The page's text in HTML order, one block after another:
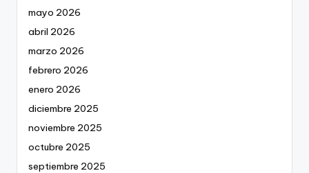
mayo 2026
abril 2026
marzo 2026
febrero 2026
enero 2026
diciembre 2025
noviembre 2025
octubre 2025
septiembre 2025